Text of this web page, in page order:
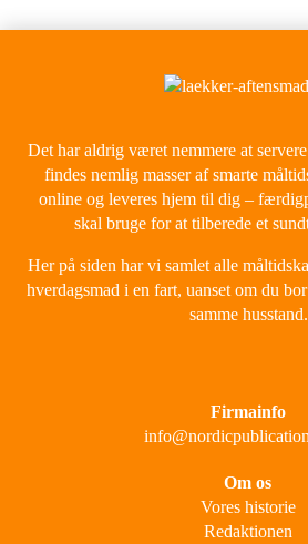
Det har aldrig været nemmere at
findes nemlig masser af smarte
online og leveres hjem til dig –
skal bruge for at tilberede et
Her på siden har vi samlet alle
hverdagsmad i en fart, uanset om du
samme husstand.
Firmainfo
Om os
Vores historie
Redaktionen